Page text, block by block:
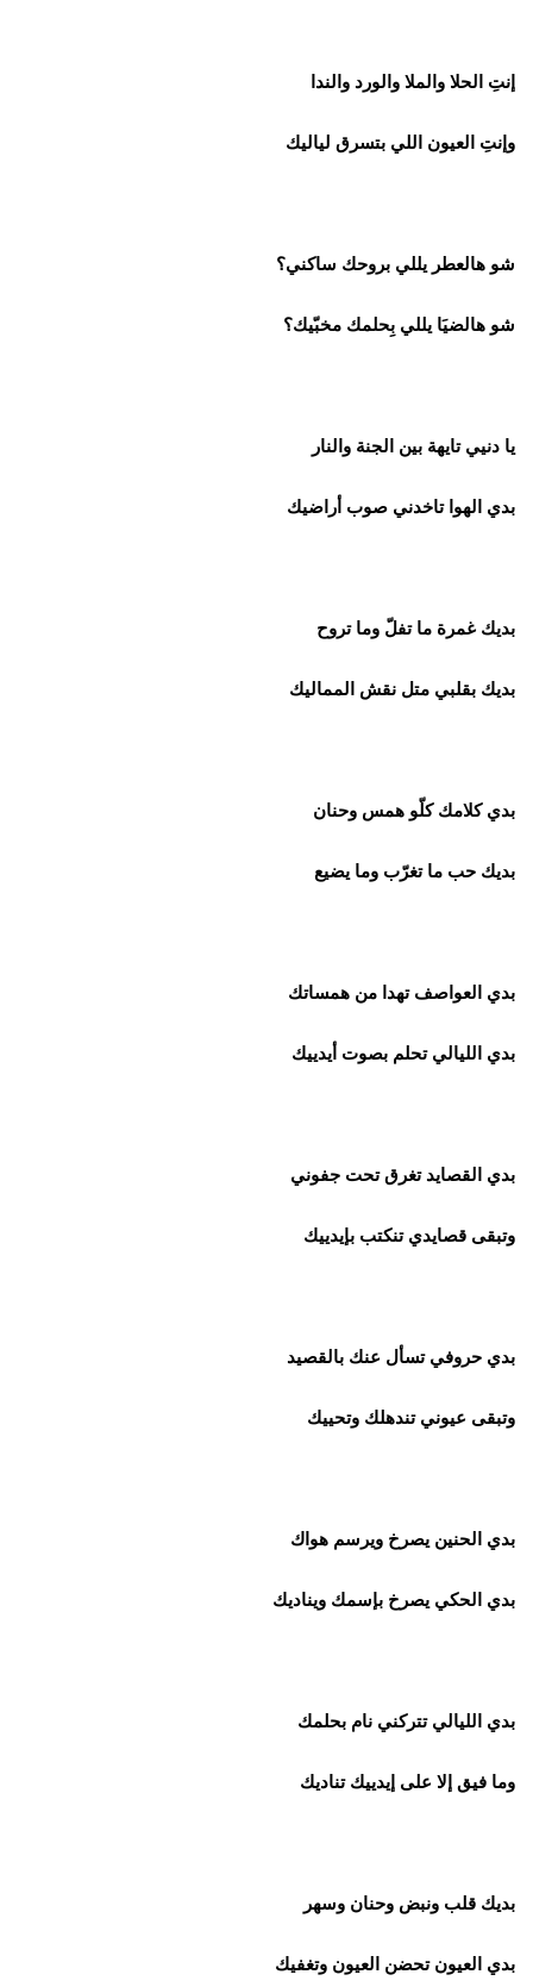
إنتِ الحلا والملا والورد والندا
وإنتِ العيون اللي بتسرق لياليك
شو هالعطر يللي بروحك ساكني؟
شو هالضيَا يللي بِحلمك مخبّيك؟
يا دنيي تايهة بين الجنة والنار
بدي الهوا تاخدني صوب أراضيك
بديك غمرة ما تفلّ وما تروح
بديك بقلبي متل نقش المماليك
بدي كلامك كلّو همس وحنان
بديك حب ما تغرّب وما يضيع
بدي العواصف تهدا من همساتك
بدي الليالي تحلم بصوت أيدييك
بدي القصايد تغرق تحت جفوني
وتبقى قصايدي تنكتب بإيدييك
بدي حروفي تسأل عنك بالقصيد
وتبقى عيوني تندهلك وتحييك
بدي الحنين يصرخ ويرسم هواك
بدي الحكي يصرخ بإسمك ويناديك
بدي الليالي تتركني نام بحلمك
وما فيق إلا على إيدييك تناديك
بديك قلب ونبض وحنان وسهر
بدي العيون تحضن العيون وتغفيك